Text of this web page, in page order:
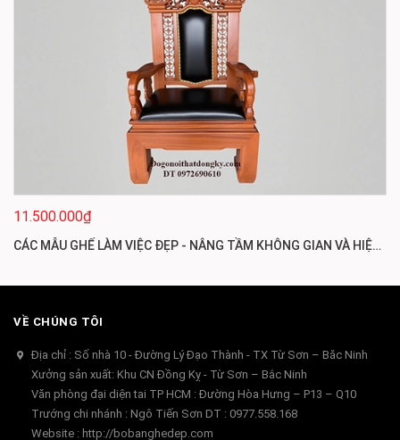
11.500.000₫
CÁC MẪU GHẾ LÀM VIỆC ĐẸP - NÂNG TẦM KHÔNG GIAN VÀ HIỆU SUẤT
VỀ CHÚNG TÔI
Địa chỉ : Số nhà 10 - Đường Lý Đạo Thành - TX Từ Sơn – Băc Ninh
Xưởng sản xuất: Khu CN Đồng Kỵ - Từ Sơn – Bắc Ninh
Văn phòng đại diện tai TP HCM : Đường Hòa Hưng – P13 – Q10
Trướng chi nhánh : Ngô Tiến Sơn DT : 0977.558.168
Website : http://bobanghedep.com